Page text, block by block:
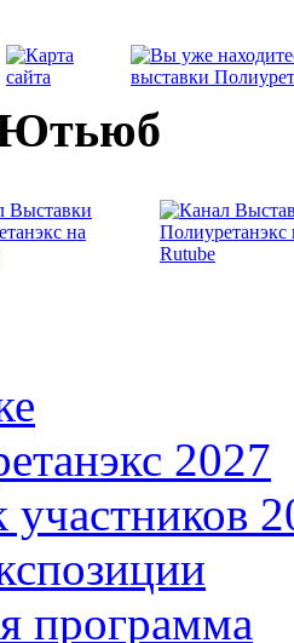
Ютьюб
2027
участников
программа